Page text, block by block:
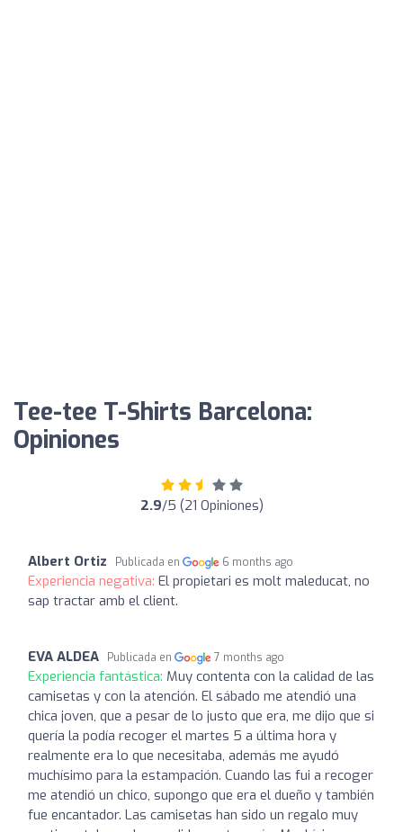
Tee-tee T-Shirts Barcelona:
Opiniones
2.9/5 (21 Opiniones)
Albert Ortiz Publicada en 6 months ago
Experiencia negativa: El propietari es molt maleducat, no
sap tractar amb el client.
EVA ALDEA Publicada en 7 months ago
Experiencia fantástica: Muy contenta con la calidad de las
camisetas y con la atención. El sábado me atendió una
chica joven, que a pesar de lo justo que era, me dijo que si
quería la podía recoger el martes 5 a última hora y
realmente era lo que necesitaba, además me ayudó
muchísimo para la estampación. Cuando las fui a recoger
me atendió un chico, supongo que era el dueño y también
fue encantador. Las camisetas han sido un regalo muy